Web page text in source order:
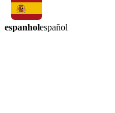
espanholespañol